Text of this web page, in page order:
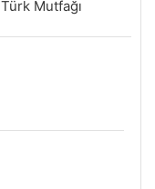
Türk Mutfağı